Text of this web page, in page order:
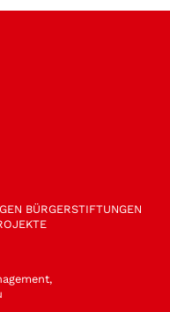
BÜRGER­STIFTUNGEN